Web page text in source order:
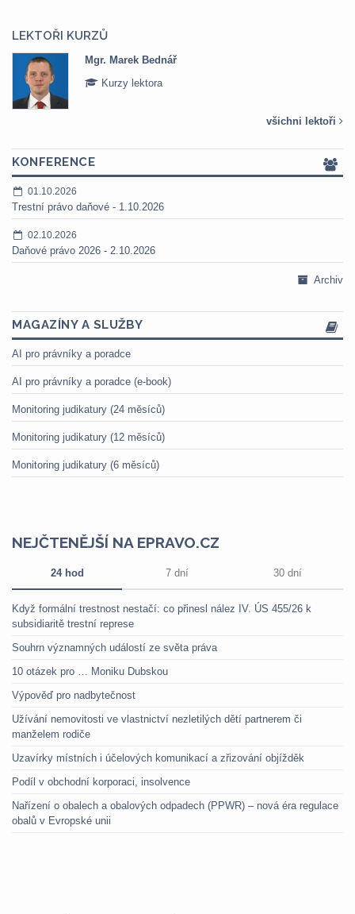
LEKTOŘI KURZŮ
Mgr. Marek Bednář
Kurzy lektora
všichni lektoři
KONFERENCE
01.10.2026
Trestní právo daňové - 1.10.2026
02.10.2026
Daňové právo 2026 - 2.10.2026
Archiv
MAGAZÍNY A SLUŽBY
AI pro právníky a poradce
AI pro právníky a poradce (e-book)
Monitoring judikatury (24 měsíců)
Monitoring judikatury (12 měsíců)
Monitoring judikatury (6 měsíců)
NEJČTENĚJŠÍ NA EPRAVO.CZ
24 hod 7 dní 30 dní
Když formální trestnost nestačí: co přinesl nález IV. ÚS 455/26 k
subsidiaritě trestní represe
Souhrn významných událostí ze světa práva
10 otázek pro … Moniku Dubskou
Výpověď pro nadbytečnost
Užívání nemovitosti ve vlastnictví nezletilých dětí partnerem či
manželem rodiče
Uzavírky místních i účelových komunikací a zřizování objížděk
Podíl v obchodní korporaci, insolvence
Nařízení o obalech a obalových odpadech (PPWR) – nová éra regulace
obalů v Evropské unii